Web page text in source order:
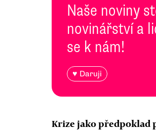
Naše noviny
novinářství a
se k nám!
♥ Daruji
Krize jako předpoklad